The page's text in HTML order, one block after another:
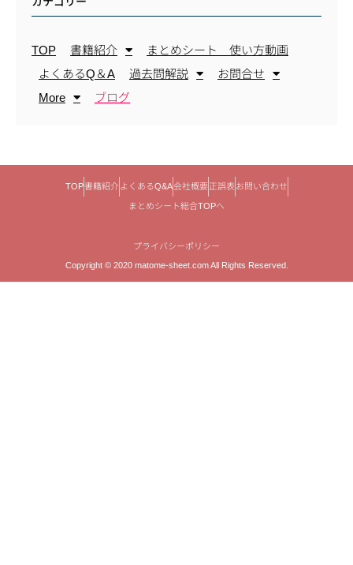
TOP 書籍紹介
まとめシート 使い方動画
よくあるQ＆A
過去問解説
お問合せ
More
ブログ
TOP 書籍紹介 よくあるQ&A 会社概要 正誤表 お問い合わせ
まとめシート総合TOPへ
プライバシーポリシー
Copyright © 2020 matome-sheet.com All Rights Reserved.